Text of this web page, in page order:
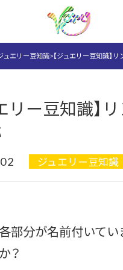
ュエリー豆知識>【ジュエリー豆知識】
リー豆知識】
ジュエリー豆知識
部分が名前付いてい
？